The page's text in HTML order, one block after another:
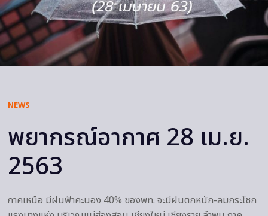
NEWS
พยากรณ์อากาศ 28 เม.ย.
2563
ภาคเหนือ มีฝนฟ้าคะนอง 40% ของพท. จะมีฝนตกหนัก-ลมกระโชก